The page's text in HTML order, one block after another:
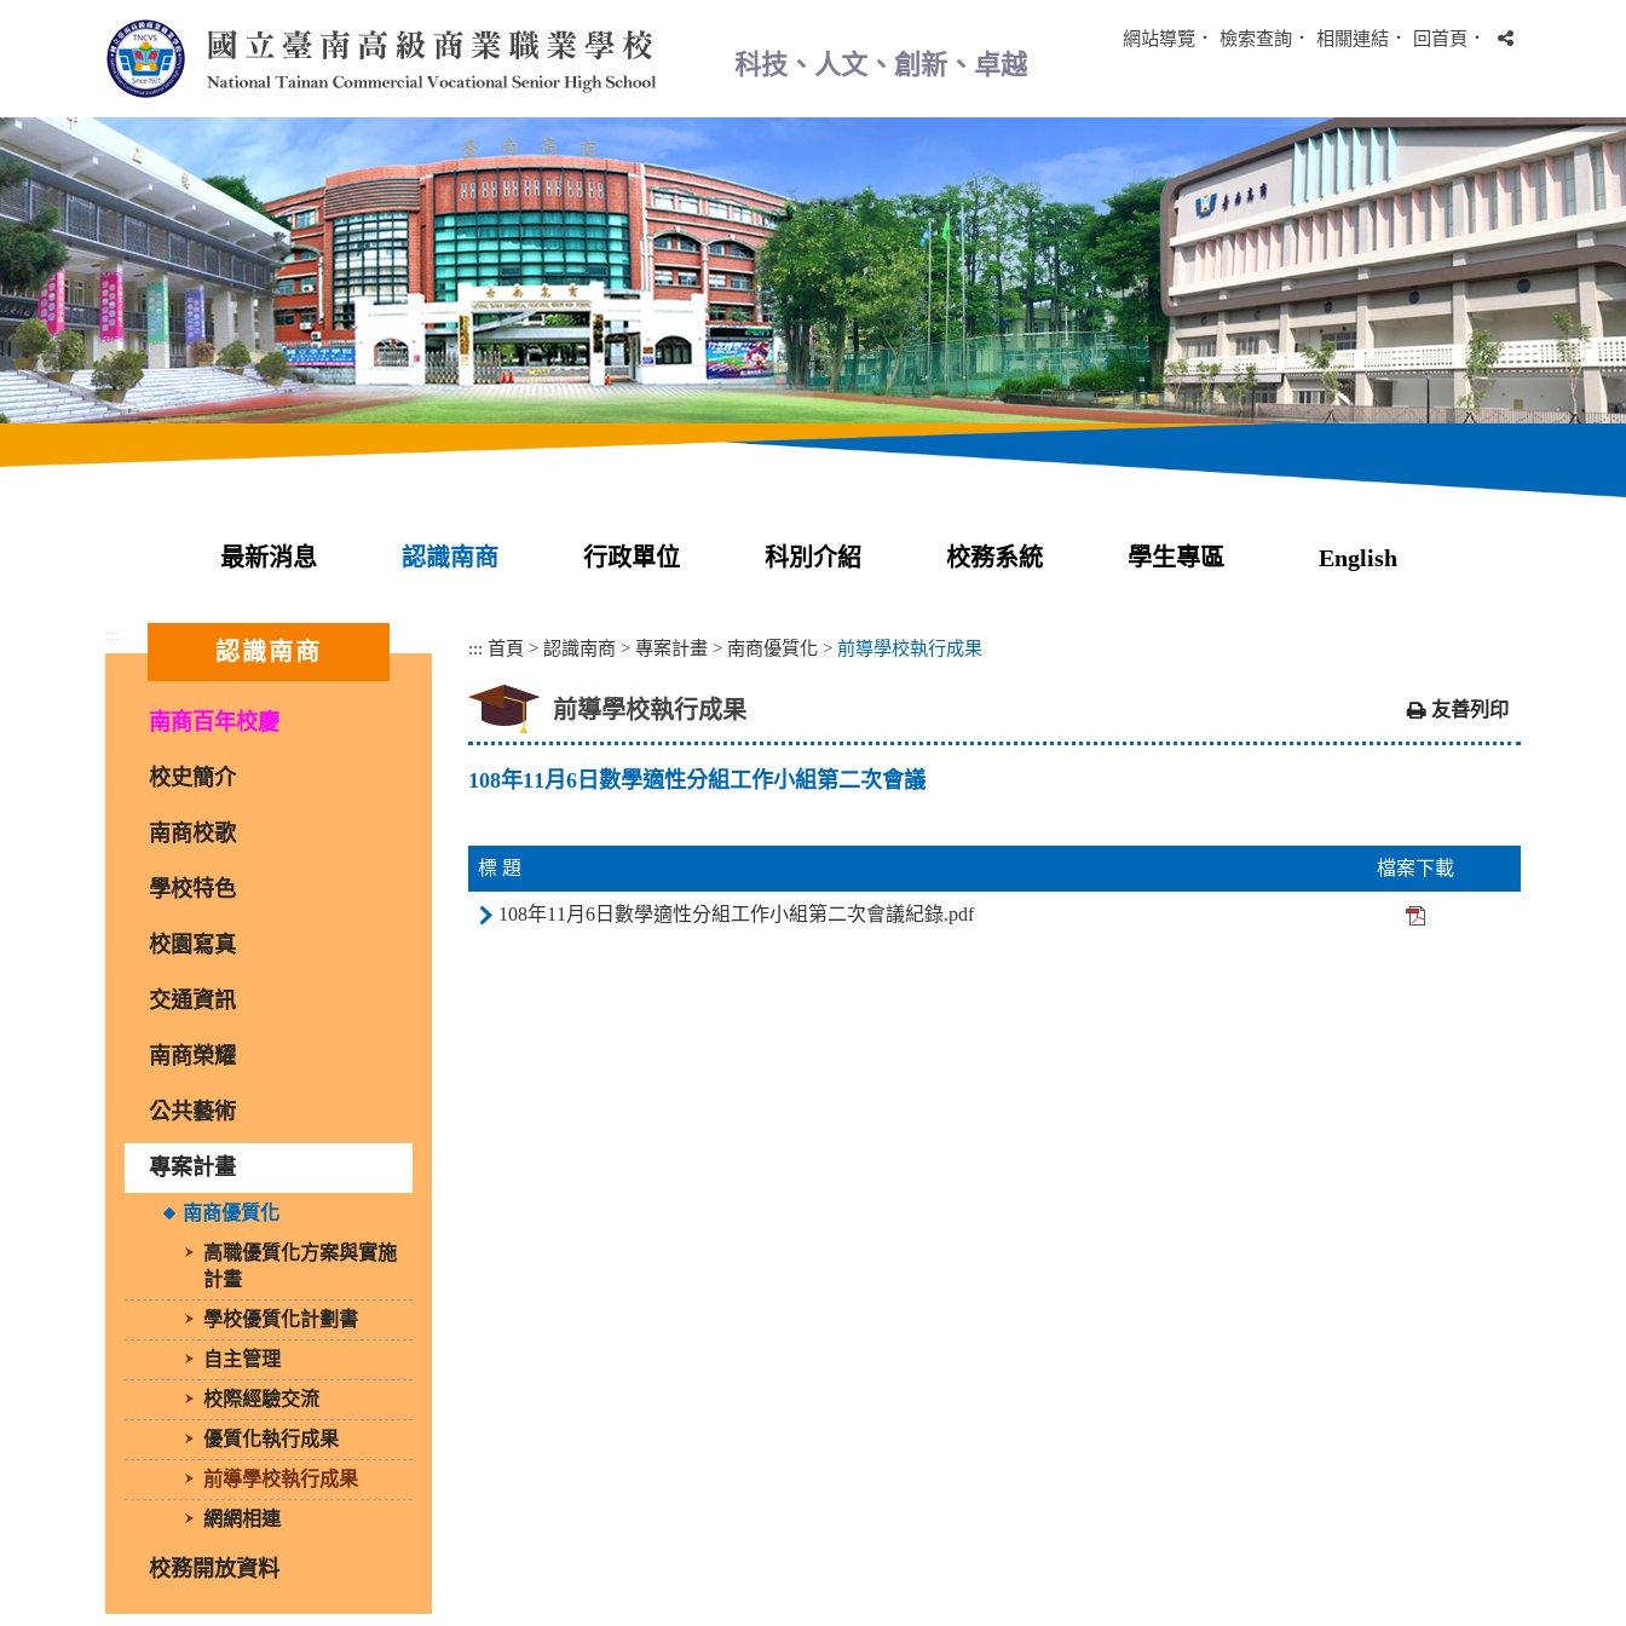
內
容
區
塊
科技、人文、創新、卓越
網站導覽 ． 檢索查詢 ． 相關連結 ． 回首頁 ．
最新消息 認識南商 行政單位 科別介紹 校務系統 學生專區 English
:::
認識南商
南商百年校慶
校史簡介
南商校歌
學校特色
校園寫真
交通資訊
南商榮耀
公共藝術
專案計畫
南商優質化
高職優質化方案與實施
計畫
學校優質化計劃書
自主管理
校際經驗交流
優質化執行成果
前導學校執行成果
網網相連
校務開放資料
::: 首頁 > 認識南商 > 專案計畫 > 南商優質化 > 前導學校執行成果
前導學校執行成果 友善列印
108年11月6日數學適性分組工作小組第二次會議
標 題 檔案下載
108年11月6日數學適性分組工作小組第二次會議紀錄.pdf